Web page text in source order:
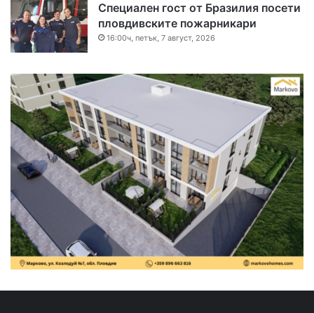
Специален гост от Бразилия посети
пловдивските пожарникари
16:00ч, петък, 7 август, 2026